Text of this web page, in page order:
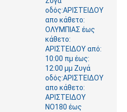
οδός:ΑΡΙΣΤΕΙΔΟΥ
απο κάθετο:
ΟΛΥΜΠΙΑΣ έως
κάθετο:
ΑΡΙΣΤΕΙΔΟΥ από:
10:00 πμ έως:
12:00 μμ Ζυγά
οδός:ΑΡΙΣΤΕΙΔΟΥ
απο κάθετο:
ΑΡΙΣΤΕΙΔΟΥ
ΝΟ180 έως